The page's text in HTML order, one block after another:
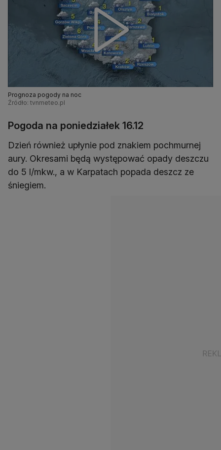
Prognoza pogody na noc
Źródło: tvnmeteo.pl
Pogoda na poniedziałek 16.12
Dzień również upłynie pod znakiem pochmurnej
aury. Okresami będą występować opady deszczu
do 5 l/mkw., a w Karpatach popada deszcz ze
śniegiem.